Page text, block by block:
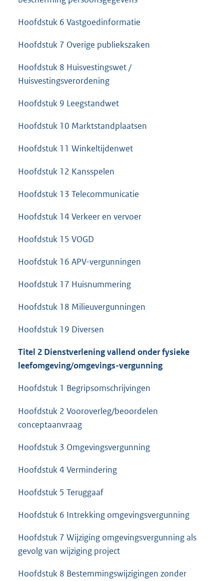
Hoofdstuk 6 Vastgoedinformatie
Hoofdstuk 7 Overige publiekszaken
Hoofdstuk 8 Huisvestingswet /
Huisvestingsverordening
Hoofdstuk 9 Leegstandwet
Hoofdstuk 10 Marktstandplaatsen
Hoofdstuk 11 Winkeltijdenwet
Hoofdstuk 12 Kansspelen
Hoofdstuk 13 Telecommunicatie
Hoofdstuk 14 Verkeer en vervoer
Hoofdstuk 15 VOGD
Hoofdstuk 16 APV-vergunningen
Hoofdstuk 17 Huisnummering
Hoofdstuk 18 Milieuvergunningen
Hoofdstuk 19 Diversen
Titel 2 Dienstverlening vallend onder fysieke
leefomgeving/omgevings-vergunning
Hoofdstuk 1 Begripsomschrijvingen
Hoofdstuk 2 Vooroverleg/beoordelen
conceptaanvraag
Hoofdstuk 3 Omgevingsvergunning
Hoofdstuk 4 Vermindering
Hoofdstuk 5 Teruggaaf
Hoofdstuk 6 Intrekking omgevingsvergunning
Hoofdstuk 7 Wijziging omgevingsvergunning als
gevolg van wijziging project
Hoofdstuk 8 Bestemmingswijzigingen zonder